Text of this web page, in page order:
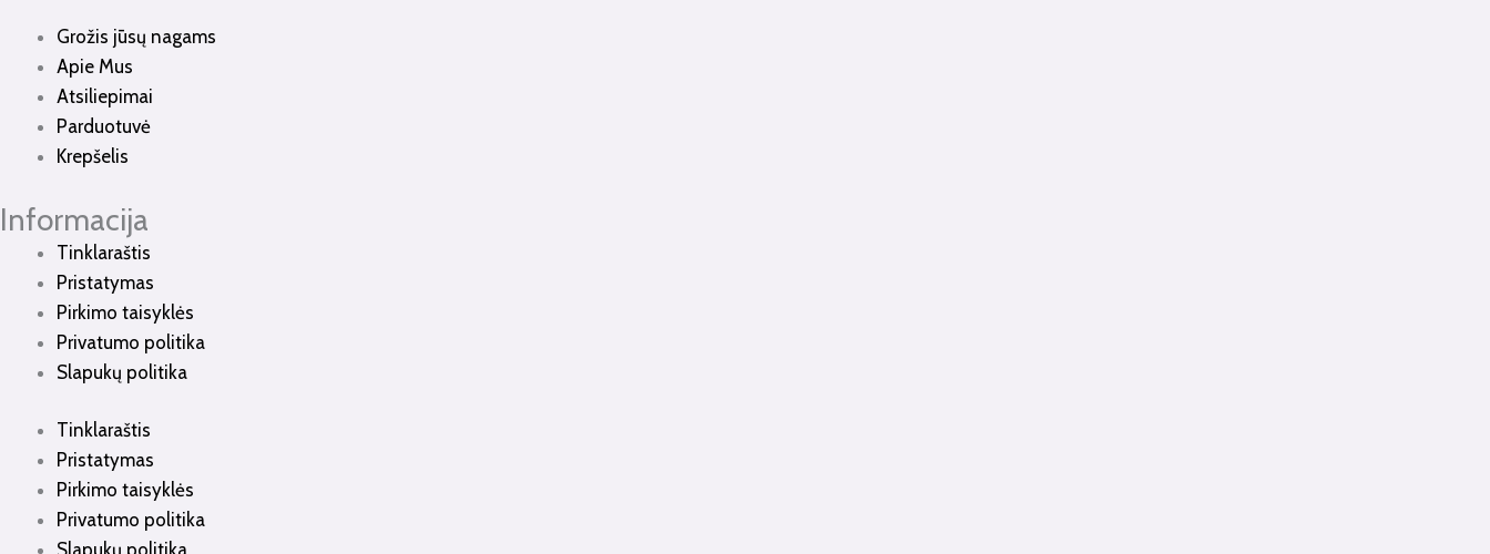
Grožis jūsų nagams
Apie Mus
Atsiliepimai
Parduotuvė
Krepšelis
Informacija
Tinklaraštis
Pristatymas
Pirkimo taisyklės
Privatumo politika
Slapukų politika
Tinklaraštis
Pristatymas
Pirkimo taisyklės
Privatumo politika